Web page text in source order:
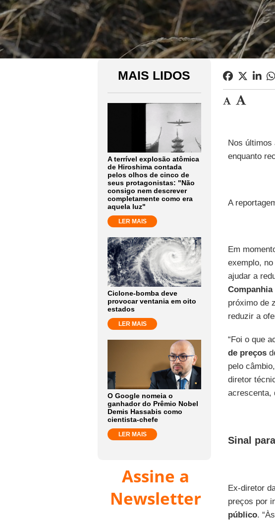
MAIS LIDOS
A terrível explosão atômica
de Hiroshima contada
pelos olhos de cinco de
seus protagonistas: "Não
consigo nem descrever
completamente como era
aquela luz"
LER MAIS
Ciclone-bomba deve
provocar ventania em oito
estados
LER MAIS
O Google nomeia o
ganhador do Prêmio Nobel
Demis Hassabis como
cientista-chefe
LER MAIS
Assine a
Newsletter
Nos últimos
enquanto
A
Em
exemplo,
ajudar a
próximo de
reduzir a
“Foi o que
de preços
pelo
diretor
acrescenta,
Sinal
Ex-diretor
preços por
público.